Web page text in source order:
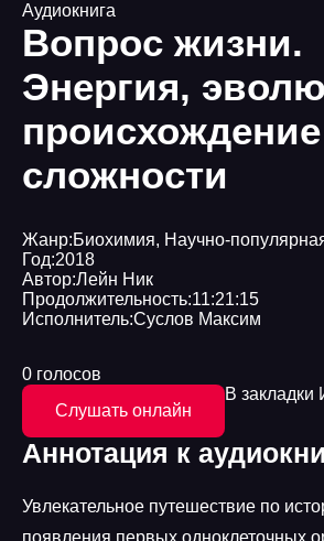
Аудиокнига
Вопрос жизни.
Энергия,
происхождение
сложности
Жанр:Биохимия, Научно-
Год:2018
Автор:Лейн Ник
Продолжительность:11:21:15
Исполнитель:Суслов Максим
0 голосов
Слушать онлайн
В закладки
Аннотация к
Увлекательное путешествие по
появления первых одноклеточных